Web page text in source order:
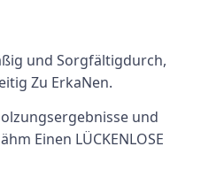
und Sorgfältigdurch,
Zu ErkaNen.
und
Einen LÜCKENLOSE